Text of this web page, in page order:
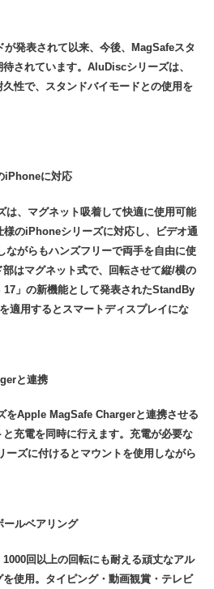
発表されて以来、今後、MagSafeスタ
されています。AluDiscシリーズは、
性で、スタンドバイモードとの使用を
iPhoneに対応
、マグネット吸着して快適に使用可能
のiPhoneシリーズに対応し、ビデオ通
ながらもハンズフリーで両手を自由に使
はマグネット式で、回転させて縦/横の
」の新機能として発表されたStandBy
適用するとスマートディスプレイにな
と連携
Apple MagSafe Chargerと連携させる
充電を同時に行えます。充電が必要な
ズに付けるとマウントを使用しながら
ールベアリング
回以上の回転にも耐える頑丈なアル
使用。タイピング・動画観賞・テレビ